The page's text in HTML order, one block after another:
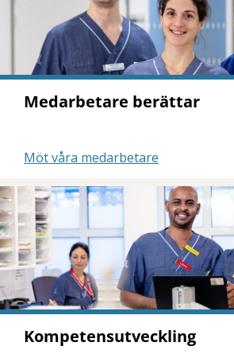
Medarbetare berättar
Möt våra medarbetare
Kompetensutveckling